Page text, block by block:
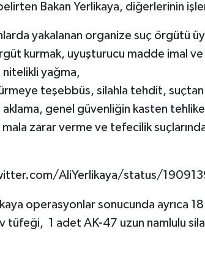
Bakan Yerlikaya, diğerlerinin
yakalanan organize suç örgütü
kurmak, uyuşturucu madde imal ve
yağma,
teşebbüs, silahla tehdit, suçtan
genel güvenliğin kasten
mala zarar verme ve tefecilik
AliYerlikaya/status/
operasyonlar sonucunda ayrıca
tüfeği, 1 adet AK-47 uzun namlulu